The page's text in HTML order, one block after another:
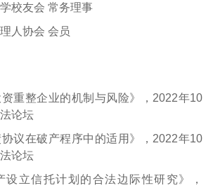
校友会 常务理事
人协会 会员
资重整企业的机制与风险》，2022年10
论坛
协议在破产程序中的适用》，2022年10
论坛
设立信托计划的合法边际性研究》，